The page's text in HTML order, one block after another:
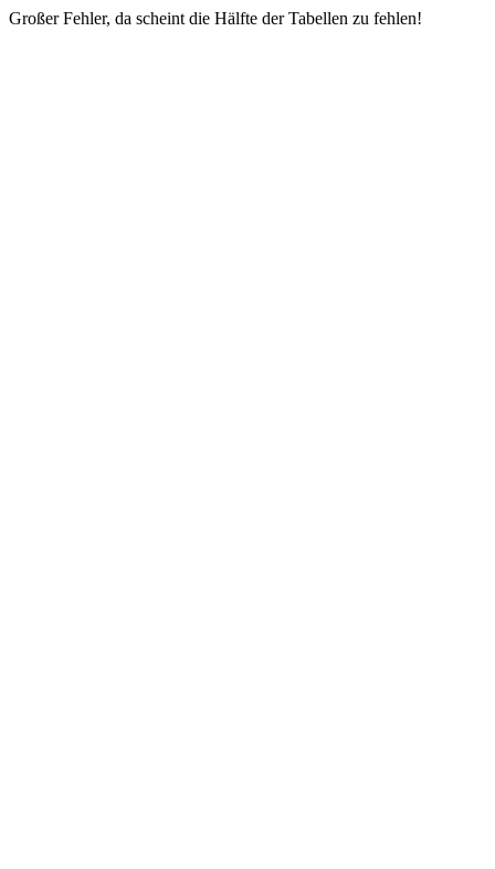
Großer Fehler, da scheint die Hälfte der Tabellen zu fehlen!